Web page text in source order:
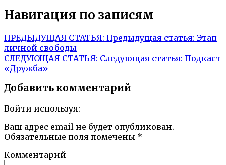
Навигация по записям
ПРЕДЫДУЩАЯ СТАТЬЯ: Предыдущая статья: Этап
личной свободы
СЛЕДУЮЩАЯ СТАТЬЯ: Следующая статья: Подкаст
«Дружба»
Добавить комментарий
Войти используя:
Ваш адрес email не будет опубликован.
Обязательные поля помечены *
Комментарий